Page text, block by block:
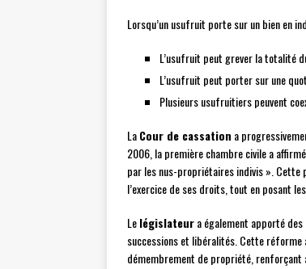
Lorsqu’un usufruit porte sur un bien en
L’usufruit peut grever la totalité
L’usufruit peut porter sur une
Plusieurs usufruitiers peuvent
LaCour de cassation a
2006, la première chambre civile a
par les nus-propriétaires indivis ». Cette
l’exercice de ses droits, tout en posant
Lelégislateura également apporté
successions et libéralités. Cette réforme
démembrement de propriété, renforçant